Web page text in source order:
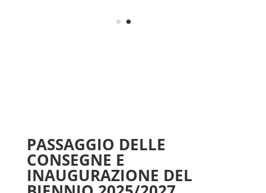
PASSAGGIO DELLE
CONSEGNE E
INAUGURAZIONE DEL